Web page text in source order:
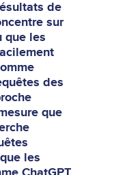
de
sur
que les
des
que
les